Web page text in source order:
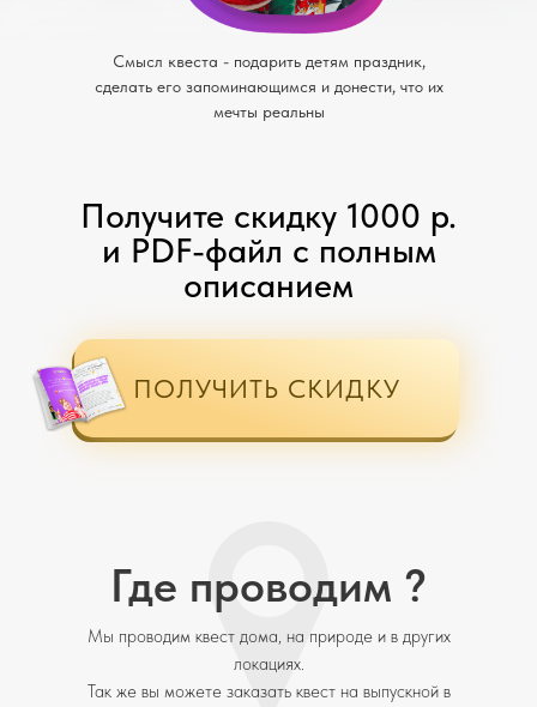
Смысл квеста - подарить детям праздник,
сделать его запоминающимся и донести, что их
мечты реальны
Получите скидку 1000 р.
и PDF-файл с полным
описанием
ПОЛУЧИТЬ СКИДКУ
Где проводим ?
Мы проводим квест дома, на природе и в других
локациях.
Так же вы можете заказать квест на выпускной в